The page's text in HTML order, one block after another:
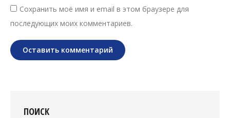
Сохранить моё имя и email в этом браузере для
последующих моих комментариев.
Оставить комментарий
ПОИСК